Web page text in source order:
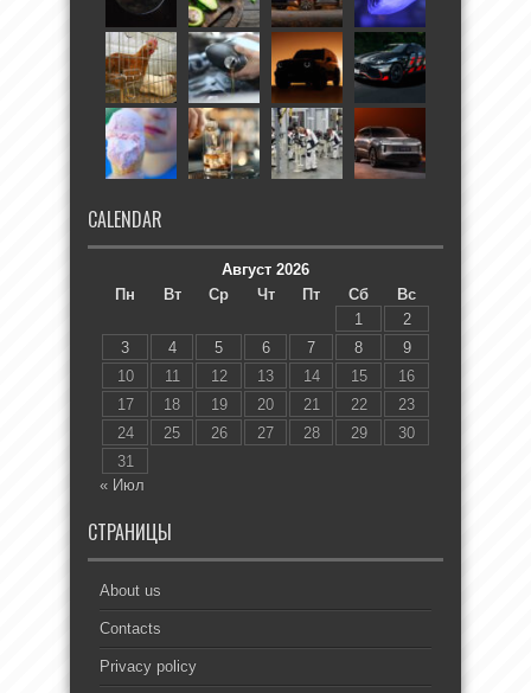
CALENDAR
Август 2026
Пн
Вт Ср Чт Пт Сб
Вс
1
2
3
4 5 6 7 8
9
10
11 12 13 14 15
16
17
18 19 20 21 22
23
24
25 26 27 28 29
30
31
« Июл
СТРАНИЦЫ
About us
Contacts
Privacy policy